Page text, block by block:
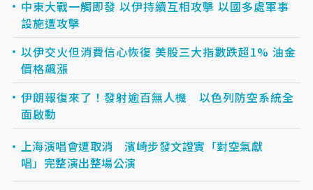
中東大戰一觸即發 以伊持續互相攻擊 以國多處軍事
設施遭攻擊
以伊交火但消費信心恢復 美股三大指數跌超1% 油金
價格飆漲
伊朗報復來了！發射逾百無人機 以色列防空系統全
面啟動
上海演唱會遭取消 濱崎步發文證實「對空氣獻
唱」完整演出整場公演